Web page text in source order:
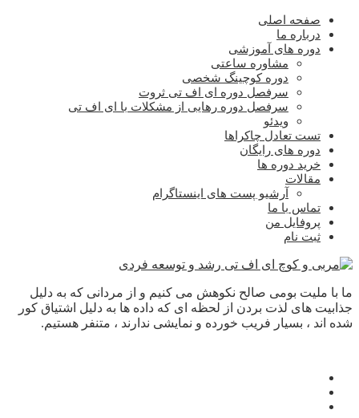
صفحه اصلی
درباره ما
دوره های آموزشی
مشاوره ساعتی
دوره کوچینگ شخصی
سرفصل دوره ای اف تی ثروت
سرفصل دوره رهایی از مشکلات با ای اف تی
ویدئو
تست تعادل چاکراها
دوره های رایگان
خرید دوره ها
مقالات
آرشیو پست های اینستاگرام
تماس با ما
پروفایل من
ثبت نام
ما با ملیت بومی صالح نکوهش می کنیم و از مردانی که به دلیل
جذابیت های لذت بردن از لحظه ای که داده ها به دلیل اشتیاق کور
شده اند ، بسیار فریب خورده و نمایشی ندارند ، متنفر هستیم.